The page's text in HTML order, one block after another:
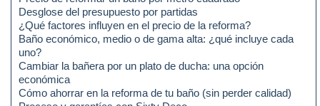
Desglose del presupuesto por partidas
¿Qué factores influyen en el precio de la reforma?
Baño económico, medio o de gama alta: ¿qué incluye cada
uno?
Cambiar la bañera por un plato de ducha: una opción
económica
Cómo ahorrar en la reforma de tu baño (sin perder calidad)